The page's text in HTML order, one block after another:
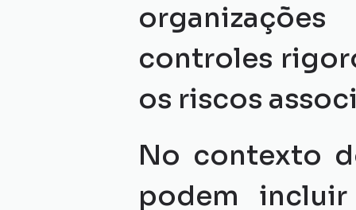
controles
os riscos
No contexto
podem